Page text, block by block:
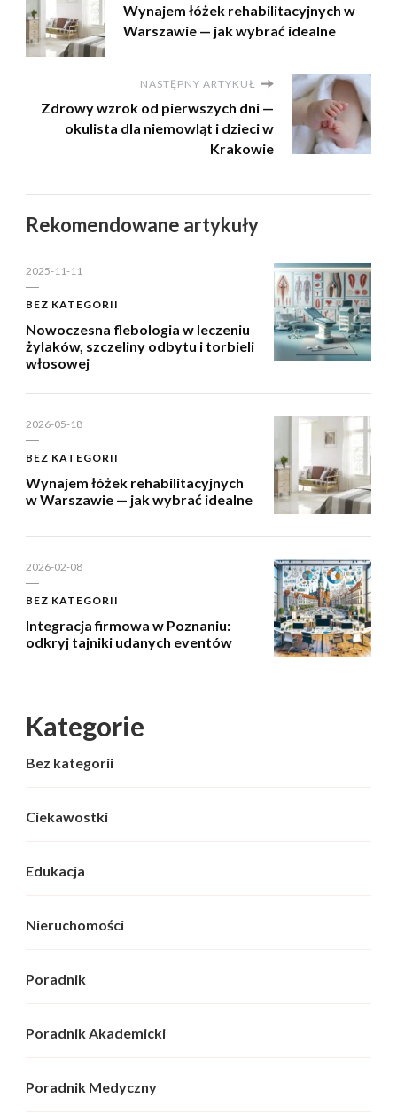
Wynajem łóżek rehabilitacyjnych w
Warszawie — jak wybrać idealne
NASTĘPNY ARTYKUŁ
Zdrowy wzrok od pierwszych dni —
okulista dla niemowląt i dzieci w
Krakowie
Rekomendowane artykuły
2025-11-11
BEZ KATEGORII
Nowoczesna flebologia w leczeniu
żylaków, szczeliny odbytu i torbieli
włosowej
2026-05-18
BEZ KATEGORII
Wynajem łóżek rehabilitacyjnych
w Warszawie — jak wybrać idealne
2026-02-08
BEZ KATEGORII
Integracja firmowa w Poznaniu:
odkryj tajniki udanych eventów
Kategorie
Bez kategorii
Ciekawostki
Edukacja
Nieruchomości
Poradnik
Poradnik Akademicki
Poradnik Medyczny